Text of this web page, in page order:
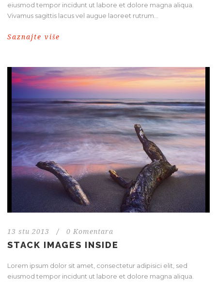
eiusmod tempor incidunt ut labore et dolore magna aliqua.
Vivamus sagittis lacus vel augue laoreet rutrum...
Saznajte više
13 stu 2013 / 0 Komentara
STACK IMAGES INSIDE
Lorem ipsum dolor sit amet, consectetur adipisici elit, sed
eiusmod tempor incidunt ut labore et dolore magna aliqua.